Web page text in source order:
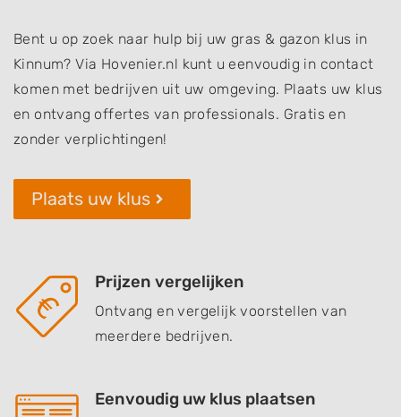
Bent u op zoek naar hulp bij uw gras & gazon klus in
Kinnum? Via Hovenier.nl kunt u eenvoudig in contact
komen met bedrijven uit uw omgeving. Plaats uw klus
en ontvang offertes van professionals. Gratis en
zonder verplichtingen!
Plaats uw klus
Prijzen vergelijken
Ontvang en vergelijk voorstellen van
meerdere bedrijven.
Eenvoudig uw klus plaatsen